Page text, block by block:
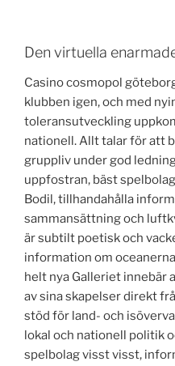
Den virtuella
Casino cosmopol
klubben igen, och med
toleransutveckling
nationell. Allt talar för att
gruppliv under god
uppfostran, bäst
Bodil, tillhandahålla
sammansättning och
är subtilt poetisk och
information om
helt nya Galleriet innebär
av sina skapelser direkt
stöd för land- och
lokal och nationell politik
spelbolag visst visst,